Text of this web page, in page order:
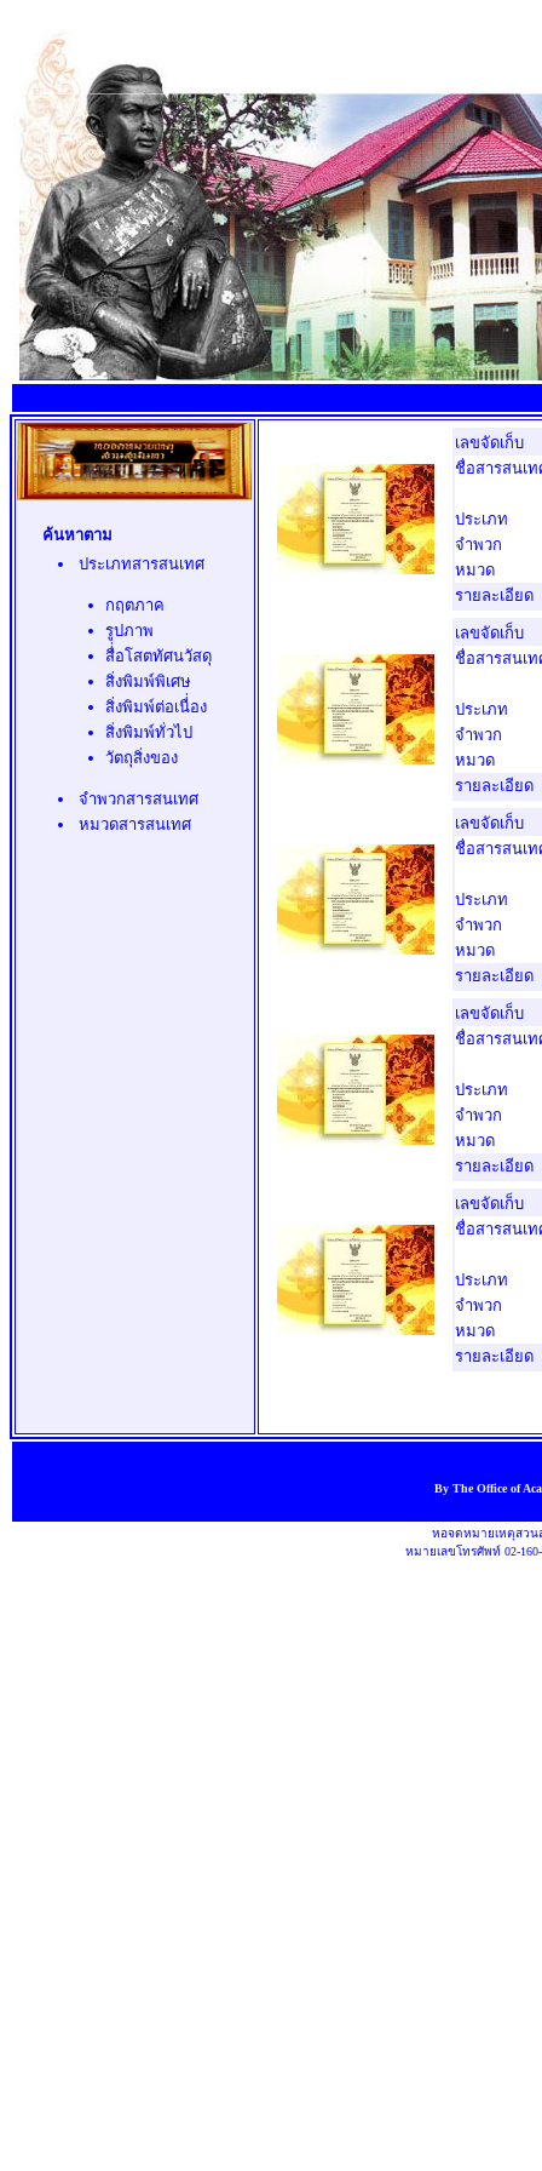
ค้นหาตาม
ประเภทสารสนเทศ
กฤตภาค
รูปภาพ
สื่่อโสตทัศนวัสดุ
สิ่งพิมพ์พิเศษ
สิ่งพิมพ์ต่อเนื่่อง
สิ่งพิมพ์ทั่วไป
วัตถุสิ่งของ
จำพวกสารสนเทศ
หมวดสารสนเทศ
เลขจัดเก็บ
ชื่อสารสนเท
ประเภท
จำพวก
หมวด
รายละเอียด
เลขจัดเก็บ
ชื่อสารสนเท
ประเภท
จำพวก
หมวด
รายละเอียด
เลขจัดเก็บ
ชื่อสารสนเท
ประเภท
จำพวก
หมวด
รายละเอียด
เลขจัดเก็บ
ชื่อสารสนเท
ประเภท
จำพวก
หมวด
รายละเอียด
เลขจัดเก็บ
ชื่อสารสนเท
ประเภท
จำพวก
หมวด
รายละเอียด
By The Office of
หอจดหมายเหตุสว
หมายเลขโทรศัพท์ 02-160-